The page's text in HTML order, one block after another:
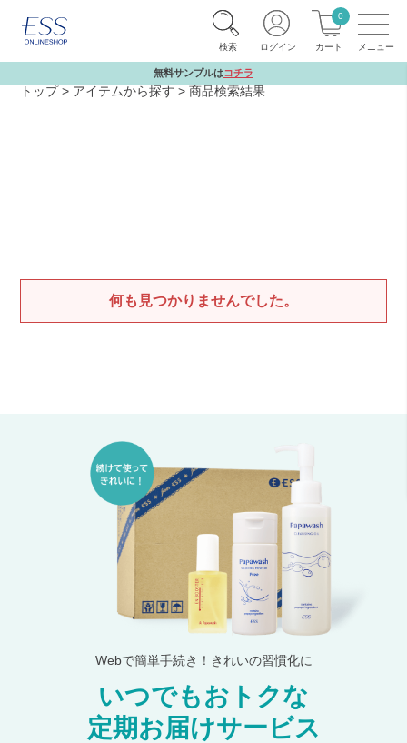
検索 ログイン カート
0
無料サンプルはコチラ
トップ アイテムから探す 商品検索結果
何も見つかりませんでした。
Webで簡単手続き！きれいの習慣化に
いつでもおトクな
定期お届けサービス